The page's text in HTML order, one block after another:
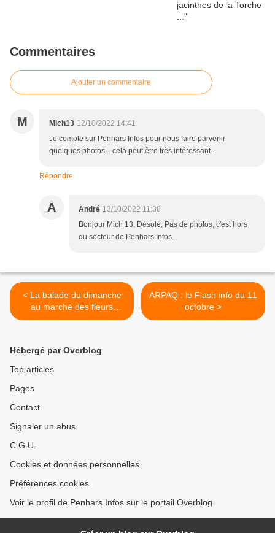
Commentaires
Ajouter un commentaire
M Mich13 12/10/2022 14:41
Je compte sur Penhars Infos pour nous faire parvenir
quelques photos... cela peut être très intéressant...
Répondre
A André 13/10/2022 11:38
Bonjour Mich 13. Désolé, Pas de photos, c'est hors
du secteur de Penhars Infos.
< La balade du dimanche
au marché des fleurs
d'automne hier, à Quimper
ARPAQ : le Flash info du 11
octobre >
Hébergé par Overblog
Top articles
Pages
Contact
Signaler un abus
C.G.U.
Cookies et données personnelles
Préférences cookies
Voir le profil de Penhars Infos sur le portail Overblog